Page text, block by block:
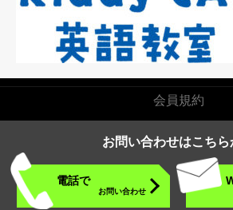
お問い合わせはこちら
電話で
お問い合わせ
会員規約